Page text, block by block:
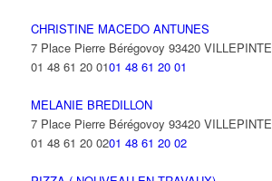
CHRISTINE MACEDO ANTUNES
7 Place Pierre Bérégovoy 93420 VILLEPINTE
01 48 61 20 0101 48 61 20 01
MELANIE BREDILLON
7 Place Pierre Bérégovoy 93420 VILLEPINTE
01 48 61 20 0201 48 61 20 02